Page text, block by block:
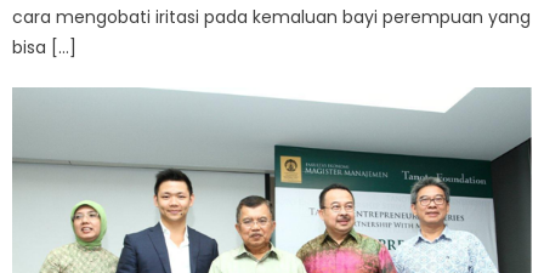
cara mengobati iritasi pada kemaluan bayi perempuan yang
bisa […]